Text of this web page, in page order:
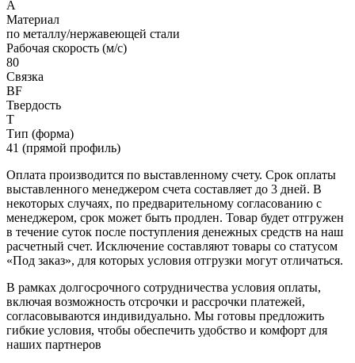
A
Материал
по металлу/нержавеющей стали
Рабочая скорость (м/с)
80
Связка
BF
Твердость
T
Тип (форма)
41 (прямой профиль)
Оплата производится по выставленному счету. Срок оплаты
выставленного менеджером счета составляет до 3 дней. В
некоторых случаях, по предварительному согласованию с
менеджером, срок может быть продлен. Товар будет отгружен
в течение суток после поступления денежных средств на наш
расчетный счет. Исключение составляют товары со статусом
«Под заказ», для которых условия отгрузки могут отличаться.
В рамках долгосрочного сотрудничества условия оплаты,
включая возможность отсрочки и рассрочки платежей,
согласовываются индивидуально. Мы готовы предложить
гибкие условия, чтобы обеспечить удобство и комфорт для
наших партнеров